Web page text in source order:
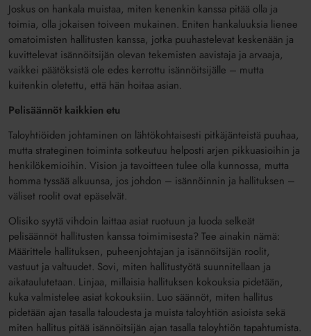
Joskus on hankala muistaa, miten kenenkin kanssa pitää olla ja
toimia, olla jokaisen toiveen mukainen. Eniten hankaluuksia lienee
omatoimisten hallitusten kanssa, jotka puuhastelevat keskenään ja
kuvittelevat isännöitsijän olevan tekemisten aavistaja ja arvaaja,
vaikkei päätöksistä ole edes kerrottu isännöitsijälle – mutta
kuitenkin oletettu, että hän hoitaa asian.
Pelisäännöt kaikkien etu
Taloyhtiöiden johtaminen on lähtökohtaisesti pitkäjänteistä puuhaa,
mutta strateginen toiminta sotkeutuu helposti arjen pikkuasioihin ja
henkilökemioihin. Vision ja tavoitteen tulee olla kunnossa, mutta
homma tyssää alkuunsa, jos johdon – isännöinnin ja hallituksen –
väliset roolit ovat epäselvät.
Olisiko syytä vihdoin laittaa asiat ruotuun ja luoda selkeät
pelisäännöt hallitusten kanssa toimimisesta? Tee ainakin nämä:
Määrittele hallituksen, puheenjohtajan ja isännöitsijän roolit,
vastuut ja valtuudet. Sovi, miten hallitustyötä suunnitellaan ja
aikataulutetaan. Linjaa, millaisia hallituksen kokouksia pidetään,
kuka valmistelee asiat kokouksiin. Luo säännöt, miten hallitus
pidetään ajan tasalla taloudesta ja muista taloyhtiön asioista sekä
miten hallitus pitää isännöitsijän ajan tasalla taloyhtiön tapahtumista.